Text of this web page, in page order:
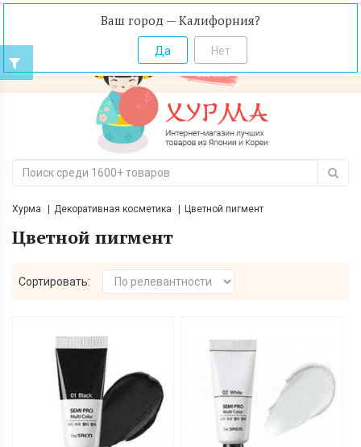
Ваш город — Калифорния?
Хурма Декоративная косметика Цветной пигмент
Цветной пигмент
Сортировать: